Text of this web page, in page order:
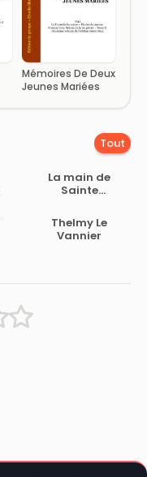
Mémoires De Deux
Jeunes Mariées
Tout
La main de
Sainte
Thelmy Le
Vannier